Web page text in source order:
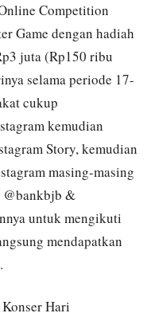
Competition
Game dengan hadiah
juta (Rp150 ribu
selama periode 17-
cukup
kemudian
Story, kemudian
masing-masing
@bankbjb &
untuk mengikuti
mendapatkan
Hari